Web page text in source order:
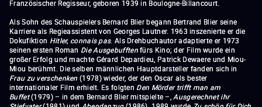
Französischer Regisseur, geboren 1939 in Boulogne-Billancourt.
Als Sohn des Schauspielers Bernard Blier begann Bertrand Blier seine
Karriere als Regieassistent von Georges Lautner. 1963 inszenierte er die
Dokufiktion Hitler, connais pas. Als Drehbuchautor adaptierte er 1973
seinen ersten Roman Die Ausgebufftenfürs Kino; der Film wurde ein
großer Erfolg und machte Gérard Depardieu, Patrick Dewaere und Miou-
Miou berühmt. Die selben männlichen Hauptdarsteller fanden sich in
Frau zu verschenken (1978) wieder, der den Oscar als bester
internationaler Film erhielt. Es folgten Den Mörder trifft man am
Buffet(1979) – in dem Bernard Blier mitspielte –, Ausgerechnet ihr